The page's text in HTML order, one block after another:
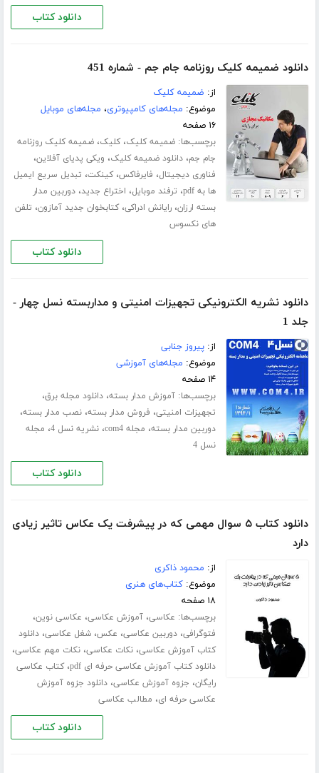
دانلود کتاب
دانلود ضمیمه کلیک روزنامه جام جم - شماره 451
از: ضمیمه کلیک
موضوع: مجله‌های کامپیوتری، مجله‌های موبایل
۱۶ صفحه
برچسب‌ها:ضمیمه کلیک،کلیک،ضمیمه کلیک روزنامه
جام جم،دانلود ضمیمه کلیک، ویکی پدیای آفلاین،
فناوری دیجیتال، فایرفاکس،کینکت، تبدیل سریع ایمیل
ها به pdf
، ترفند موبایل، اختراع جدید،دوربین مدار
بسته ارزان،رایانش ادراکی،کتابخوان جدید آمازون، تلفن
های نکسوس
دانلود کتاب
دانلود نشریه الکترونیکی تجهیزات امنیتی و مداربسته نسل چهار -
جلد 1
از:پیروز جنابی
موضوع: مجله‌های آموزشی
۱۴ صفحه
برچسب‌ها:آموزش مدار بسته،دانلود مجله برق،
تجهیزات امنیتی، فروش مدار بسته،نصب مدار بسته،
دوربین مدار بسته، مجله com4 ،نشریه نسل 4 ، مجله
نسل 4
دانلود کتاب
دانلود کتاب ۵ سوال مهمی که در پیشرفت یک عکاس تاثیر زیادی
دارد
از: محمود ذاکری
موضوع:کتاب‌های هنری
۱۸ صفحه
برچسب‌ها: عکاسی،آموزش عکاسی، عکاسی نوین،
فتوگرافی،دوربین عکاسی، عکس،شغل عکاسی،دانلود
کتاب آموزش عکاسی،نکات عکاسی،نکات مهم عکاسی،
دانلود کتاب آموزش عکاسی حرفه ای pdf ،کتاب عکاسی
رایگان، جزوه آموزش عکاسی،دانلود جزوه آموزش
عکاسی حرفه ای، مطالب عکاسی
دانلود کتاب